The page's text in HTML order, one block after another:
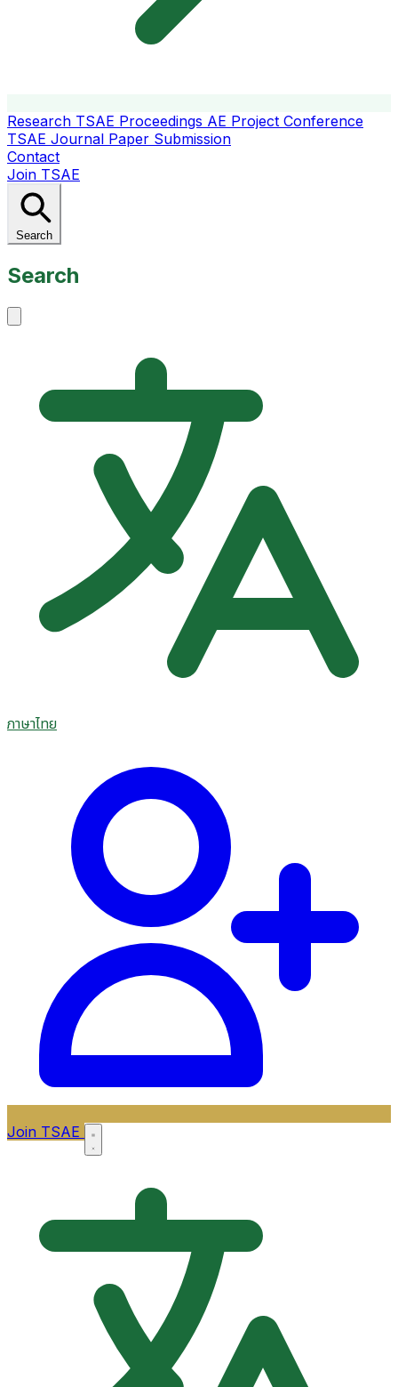
Research TSAE Proceedings AE Project Conference
TSAE Journal Paper Submission
Contact
Join TSAE
Search
Search
ภาษาไทย
Join TSAE